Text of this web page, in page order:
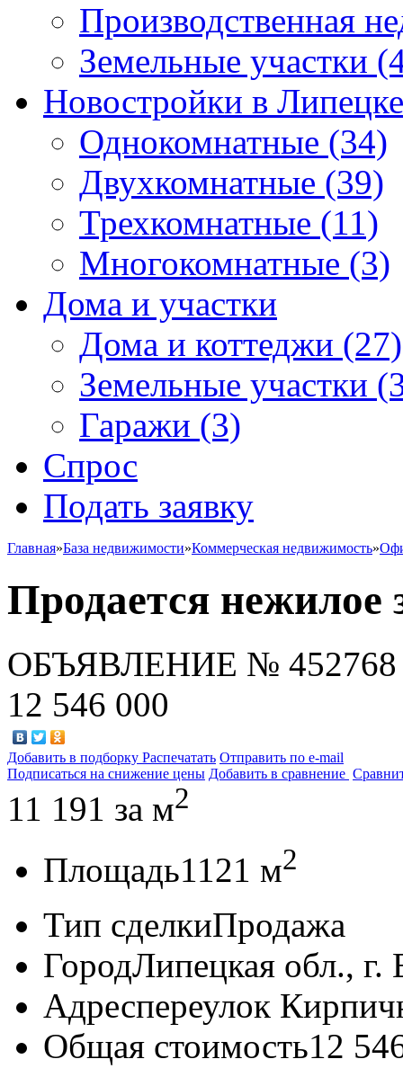
Производственная
Земельные участки
Новостройки в Липецке
Однокомнатные (34)
Двухкомнатные (39)
Трехкомнатные (11)
Многокомнатные (3)
Дома и участки
Дома и коттеджи (27)
Земельные участки
Гаражи (3)
Спрос
Подать заявку
Главная»База недвижимости»Коммерческая недвижимость»
Продается нежилое
ОБЪЯВЛЕНИЕ № 452768
12 546 000
Добавить в подборку Распечатать Отправить по e-mail
Подписаться на снижение цены Добавить в сравнение
11 191 за м2
Площадь1121 м2
Тип сделкиПродажа
ГородЛипецкая обл., г.
Адреспереулок
Общая стоимость12